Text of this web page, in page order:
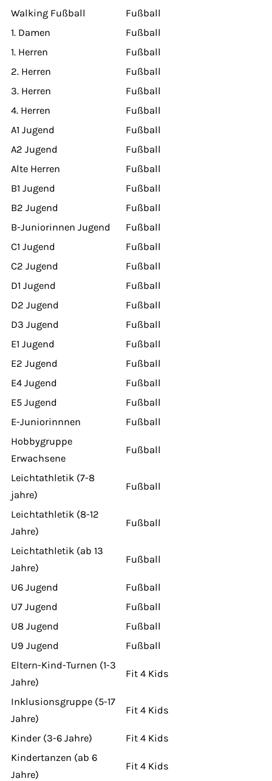
Walking Fußball
Fußball
1. Damen
Fußball
1. Herren
Fußball
2. Herren
Fußball
3. Herren
Fußball
4. Herren
Fußball
A1 Jugend
Fußball
A2 Jugend
Fußball
Alte Herren
Fußball
B1 Jugend
Fußball
B2 Jugend
Fußball
B-Juniorinnen Jugend
Fußball
C1 Jugend
Fußball
C2 Jugend
Fußball
D1 Jugend
Fußball
D2 Jugend
Fußball
D3 Jugend
Fußball
E1 Jugend
Fußball
E2 Jugend
Fußball
E4 Jugend
Fußball
E5 Jugend
Fußball
E-Juniorinnnen
Fußball
Hobbygruppe
Erwachsene
Fußball
Leichtathletik (7-8
jahre)
Fußball
Leichtathletik (8-12
Jahre)
Fußball
Leichtathletik (ab 13
Jahre)
Fußball
U6 Jugend
Fußball
U7 Jugend
Fußball
U8 Jugend
Fußball
U9 Jugend
Fußball
Eltern-Kind-Turnen (1-3
Jahre)
Fit 4 Kids
Inklusionsgruppe (5-17
Jahre)
Fit 4 Kids
Kinder (3-6 Jahre)
Fit 4 Kids
Kindertanzen (ab 6
Jahre)
Fit 4 Kids